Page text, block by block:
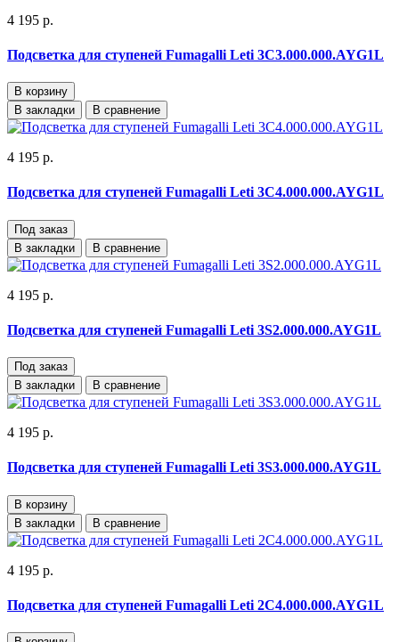
4 195 р.
Подсветка для ступеней Fumagalli Leti 3C3.000.000.AYG1L
В корзину
В закладки
В сравнение
4 195 р.
Подсветка для ступеней Fumagalli Leti 3C4.000.000.AYG1L
Под заказ
В закладки
В сравнение
4 195 р.
Подсветка для ступеней Fumagalli Leti 3S2.000.000.AYG1L
Под заказ
В закладки
В сравнение
4 195 р.
Подсветка для ступеней Fumagalli Leti 3S3.000.000.AYG1L
В корзину
В закладки
В сравнение
4 195 р.
Подсветка для ступеней Fumagalli Leti 2C4.000.000.AYG1L